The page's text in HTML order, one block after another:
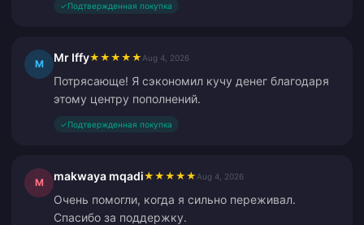
✓Подтвержденная покупка
M Mr Iffy★ ★ ★ ★ ★ Aug 4, 2026
Потрясающе! Я сэкономил кучу денег благодаря
этому центру пополнений.
✓Подтвержденная покупка
M makwaya mqadi★ ★ ★ ★ ★ Aug 4, 2026
Очень помогли, когда я сильно переживал.
Спасибо за поддержку.